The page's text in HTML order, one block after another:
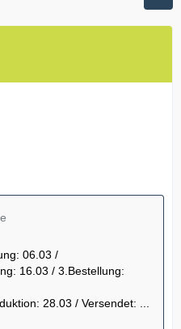
06.03 /
16.03 / 3.Bestellung:
28.03 / Versendet: ...